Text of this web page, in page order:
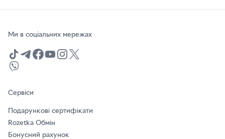
Ми в соціальних мережах
Сервіси
Подарункові сертифікати
Rozetka Обмін
Бонусний рахунок